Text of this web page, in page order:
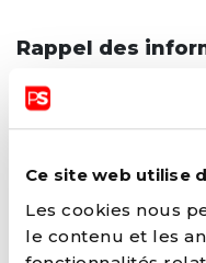
Ce site web utilise
Les cookies nous
le contenu et les
Rappel des
🗓️ : Le samedi 2
📍: Théâtre Royal
7000 Mons
📝: Programme